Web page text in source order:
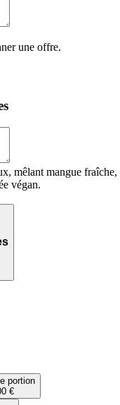
une offre.
mêlant mangue fraîche,
végan.
portion
€